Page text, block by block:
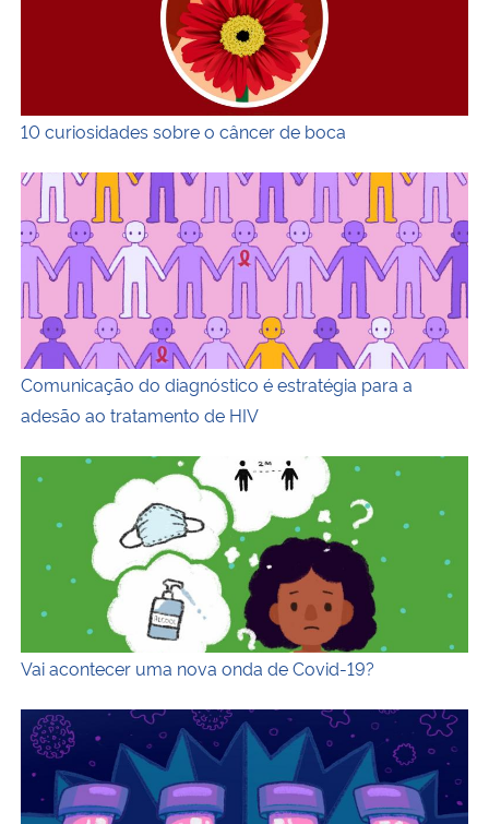
Advocacia-Geral da União
Banco Central do Brasil
Planalto
10 curiosidades sobre o câncer de boca
Comunicação do diagnóstico é estratégia para a adesão
Comunicação do diagnóstico é estratégia para a
adesão ao tratamento de HIV
Descrição da imagem: Ilustração horizontal e colorida
Vai acontecer uma nova onda de Covid-19?
Descrição da imagem: Ilustração horizontal e colorida